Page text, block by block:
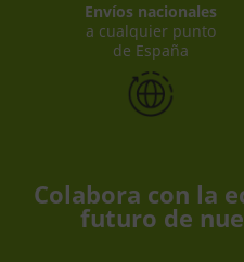
Envíos nacionales
a cualquier punto
de España
Colabora con la
futuro de